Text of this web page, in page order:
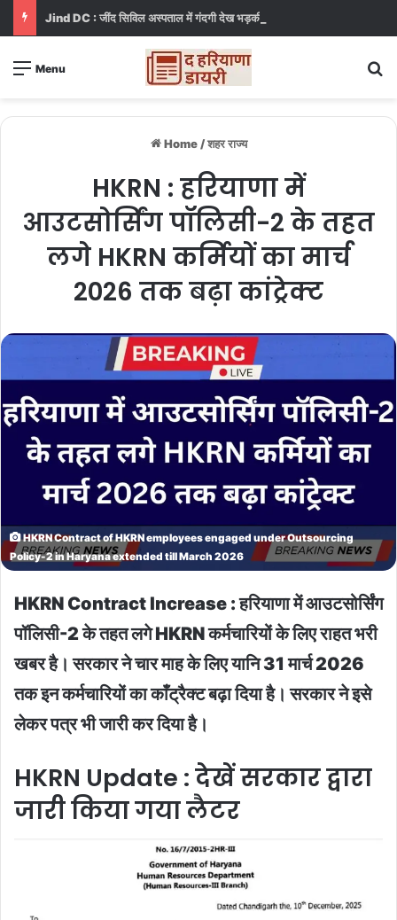
Menu
Home / शहर राज्य
HKRN : हरियाणा में
आउटसोर्सिंग पॉलिसी-2 के तहत
लगे HKRN कर्मियों का मार्च
2026 तक बढ़ा कांट्रेक्ट
HKRN Contract of HKRN employees engaged under Outsourcing
Policy-2 in Haryana extended till March 2026
HKRN Contract Increase : हरियाणा में आउटसोर्सिंग
पॉलिसी-2 के तहत लगे HKRN कर्मचारियों के लिए राहत भरी
खबर है। सरकार ने चार माह के लिए यानि 31 मार्च 2026
तक इन कर्मचारियों का काँट्रैक्ट बढ़ा दिया है। सरकार ने इसे
लेकर पत्र भी जारी कर दिया है।
HKRN Update : देखें सरकार द्वारा
जारी किया गया लैटर